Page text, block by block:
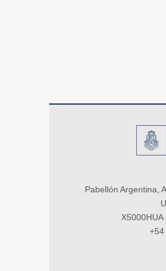
Pabellón Argentina,
X5000HUA